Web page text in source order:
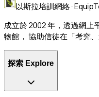
以斯拉培訓網絡 ·
成立於 2002 年，透過網
物館， 協助信徒在「考究
探索 Explore